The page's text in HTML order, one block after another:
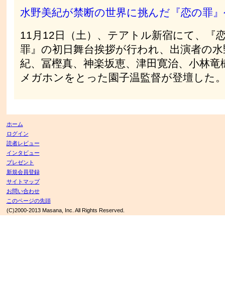
水野美紀が禁断の世界に挑んだ『恋の罪
11月12日（土）、テアトル新宿にて、『
罪』の初日舞台挨拶が行われ、出演者の水
紀、冨樫真、神楽坂恵、津田寛治、小林竜
メガホンをとった園子温監督が登壇した
ホーム
ログイン
読者レビュー
インタビュー
プレゼント
新規会員登録
サイトマップ
お問い合わせ
このページの先頭
(C)2000-2013 Masana, Inc. All Rights Reserved.